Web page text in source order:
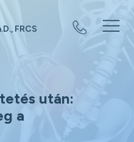
FRCS
után:
a